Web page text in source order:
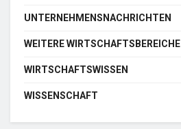
UNTERNEHMENSNACHRICHTEN
WEITERE WIRTSCHAFTSBEREICHE
WIRTSCHAFTSWISSEN
WISSENSCHAFT